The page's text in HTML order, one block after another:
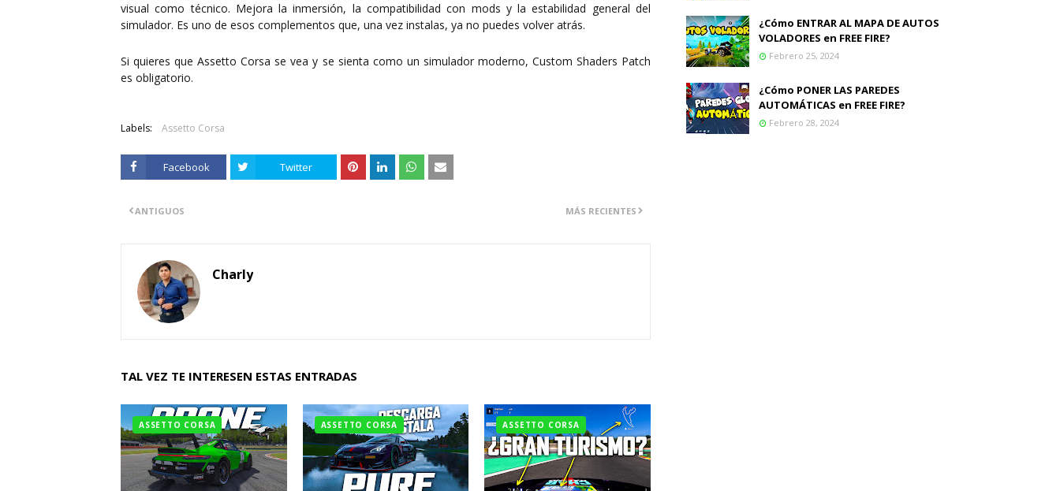
visual como técnico. Mejora la inmersión, la compatibilidad con mods y la estabilidad general del
simulador. Es uno de esos complementos que, una vez instalas, ya no puedes volver atrás.
Si quieres que Assetto Corsa se vea y se sienta como un simulador moderno, Custom Shaders Patch
es obligatorio.
Labels: Assetto Corsa
Facebook Twitter
MÁS RECIENTES
ANTIGUOS
Charly
TAL VEZ TE INTERESEN ESTAS ENTRADAS
ASSETTO CORSA ASSETTO CORSA ASSETTO CORSA
¿Cómo ENTRAR AL MAPA DE AUTOS
VOLADORES en FREE FIRE?
Febrero 25, 2024
¿Cómo PONER LAS PAREDES
AUTOMÁTICAS en FREE FIRE?
Febrero 28, 2024